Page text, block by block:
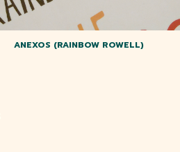
ANEXOS (RAINBOW ROWELL)